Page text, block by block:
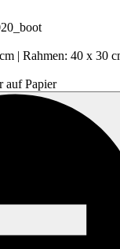
| Rahmen: 40 x 30
auf Papier